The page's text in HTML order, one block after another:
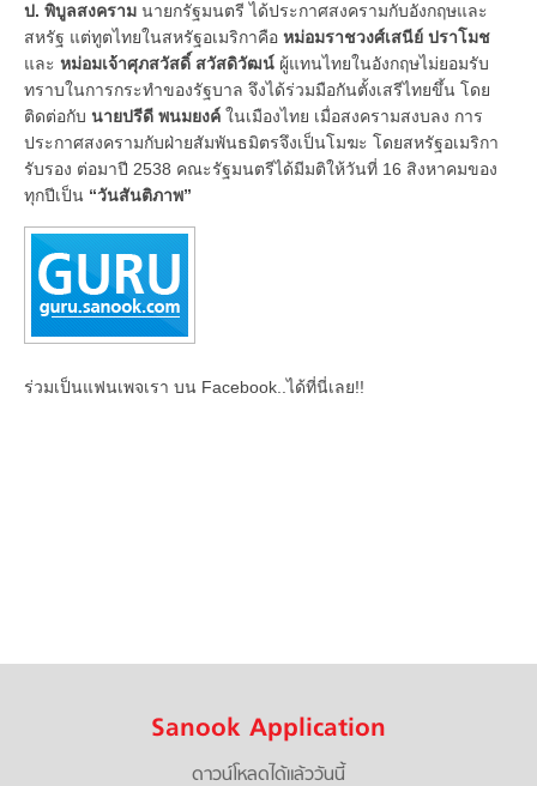
ป. พิบูลสงคราม นายกรัฐมนตรี ได้ประกาศสงครามกับอังกฤษและ
สหรัฐ แต่ทูตไทยในสหรัฐอเมริกาคือ หม่อมราชวงศ์เสนีย์ ปราโมช
และ หม่อมเจ้าศุภสวัสดิ์ สวัสดิวัฒน์ ผู้แทนไทยในอังกฤษไม่ยอมรับ
ทราบในการกระทำของรัฐบาล จึงได้ร่วมมือกันตั้งเสรีไทยขึ้น โดย
ติดต่อกับ นายปรีดี พนมยงค์ ในเมืองไทย เมื่อสงครามสงบลง การ
ประกาศสงครามกับฝ่ายสัมพันธมิตรจึงเป็นโมฆะ โดยสหรัฐอเมริกา
รับรอง ต่อมาปี 2538 คณะรัฐมนตรีได้มีมติให้วันที่ 16 สิงหาคมของ
ทุกปีเป็น “วันสันติภาพ”
ร่วมเป็นแฟนเพจเรา บน Facebook..ได้ที่นี่เลย!!
Sanook Application
ดาวน์โหลดได้แล้ววันนี้